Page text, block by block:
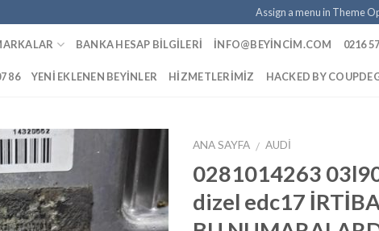
Assign a menu in Theme
BANKA HESAP BILGILERI INFO@BEYINCIM.COM 0216
86 YENI EKLENEN BEYINLER HIZMETLERIMIZ HACKED BY
İstek
Listeme
ANA SAYFA / AUDI
0281014263
dizel edc17